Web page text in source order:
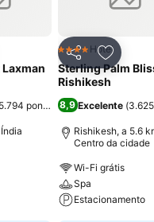
aos favoritos
5.794 pontuações)
Partilhar
4 EstrelasHotel
Sterling Palm
Rishikesh
8,9 Excelente (
Rishikesh, a 5.6
Centro da cidade
Wi-Fi grátis
Spa
Estacionamento